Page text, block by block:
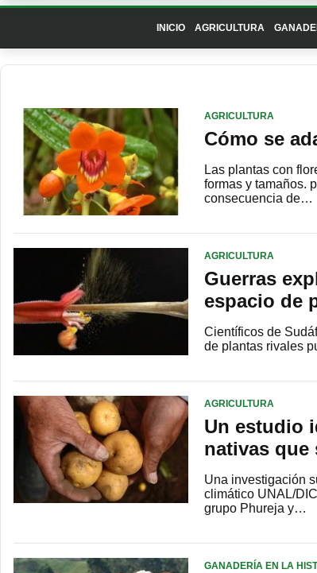
INICIO AGRICULTURA
AGRICULTURA
Cómo se
Las plantas con
formas y tamaños.
consecuencia de…
AGRICULTURA
Guerras
espacio de
Científicos de
de plantas rivales
AGRICULTURA
Un estudio
nativas que
Una investigación
climático UNAL/
grupo Phureja y…
GANADERÍA EN LA